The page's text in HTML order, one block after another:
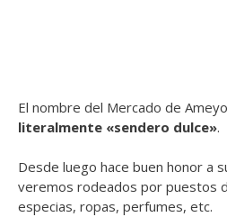
El nombre del Mercado de
literalmente «sendero dulce».
Desde luego hace buen honor a
veremos rodeados por puestos
especias, ropas, perfumes, etc.